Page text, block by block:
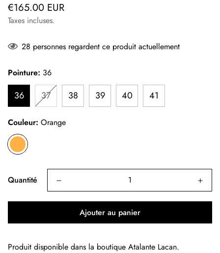
Prix
régulier
€165.00 EUR
Taxes incluses.
28 personnes regardent ce produit actuellement
Pointure: 36
36 37 38 39 40 41
Couleur: Orange
Quantité
Ajouter au panier
Produit disponible dans la boutique Atalante Lacan.